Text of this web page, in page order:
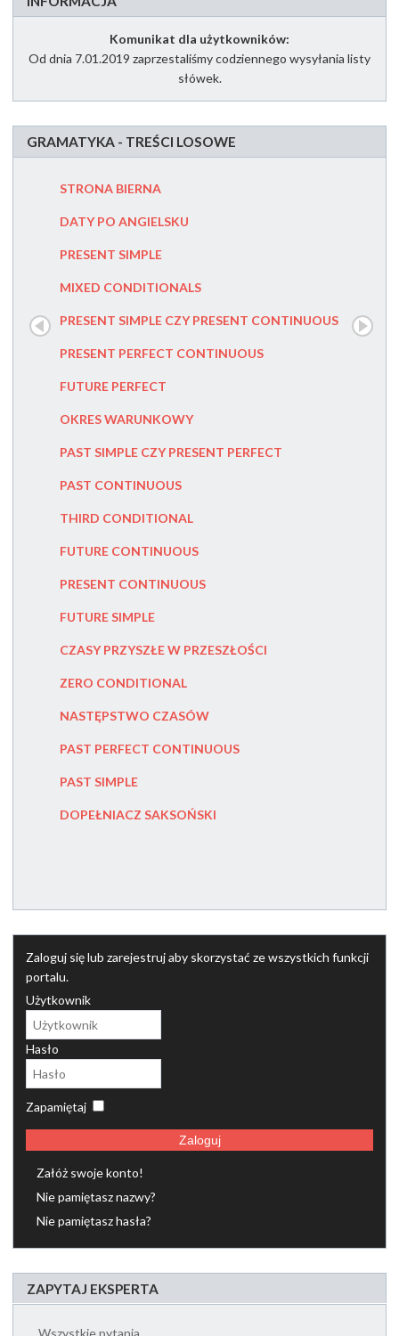
Komunikat dla użytkowników:
Od dnia 7.01.2019 zaprzestaliśmy codziennego wysyłania listy
słówek.
GRAMATYKA - TREŚCI LOSOWE
STRONA BIERNA
DATY PO ANGIELSKU
PRESENT SIMPLE
MIXED CONDITIONALS
PRESENT SIMPLE CZY PRESENT CONTINUOUS
PRESENT PERFECT CONTINUOUS
FUTURE PERFECT
OKRES WARUNKOWY
PAST SIMPLE CZY PRESENT PERFECT
PAST CONTINUOUS
THIRD CONDITIONAL
FUTURE CONTINUOUS
PRESENT CONTINUOUS
FUTURE SIMPLE
CZASY PRZYSZŁE W PRZESZŁOŚCI
ZERO CONDITIONAL
NASTĘPSTWO CZASÓW
PAST PERFECT CONTINUOUS
PAST SIMPLE
DOPEŁNIACZ SAKSOŃSKI
FIRST
Zaloguj się lub zarejestruj aby skorzystać ze wszystkich funkcji
portalu.
Użytkownik
Hasło
Zapamiętaj
Zaloguj
Załóż swoje konto!
Nie pamiętasz nazwy?
Nie pamiętasz hasła?
ZAPYTAJ EKSPERTA
Wszystkie pytania